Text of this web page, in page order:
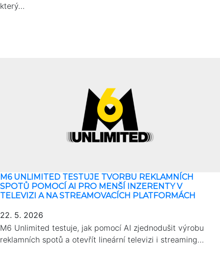
který…
M6 UNLIMITED TESTUJE TVORBU REKLAMNÍCH
SPOTŮ POMOCÍ AI PRO MENŠÍ INZERENTY V
TELEVIZI A NA STREAMOVACÍCH PLATFORMÁCH
22. 5. 2026
M6 Unlimited testuje, jak pomocí AI zjednodušit výrobu
reklamních spotů a otevřít lineární televizi i streaming…